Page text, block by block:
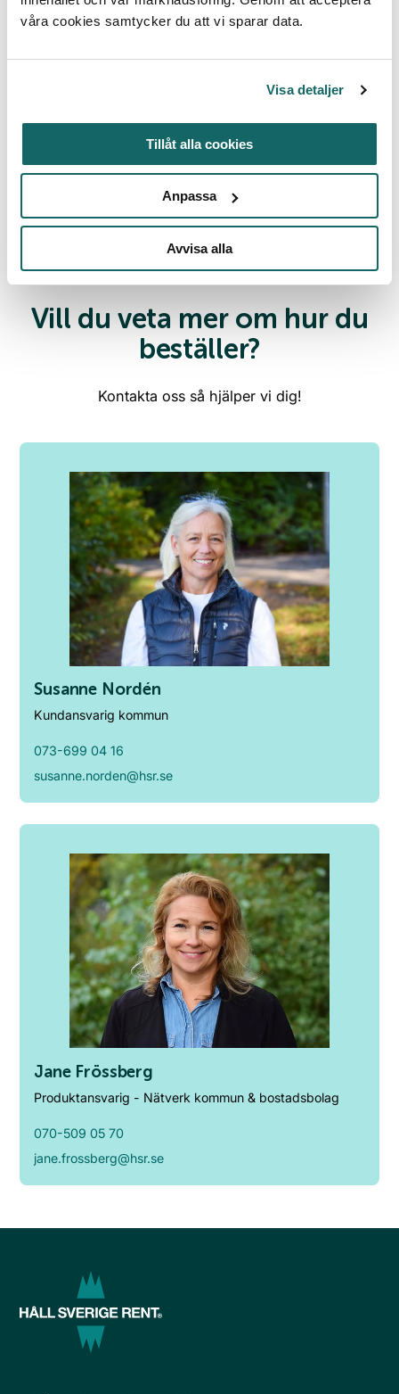
våra cookies samtycker du att vi sparar data.
Visa detaljer
Tillåt alla cookies
Anpassa
Avvisa alla
Bli medlemskommun!
Som medlem i Håll Sverige Rents
viktiga frågor tillsammans med oss och andra
kommuner som kan ge positiv effekt på ert
kommunala nedskräpningsarbete. Missa inget
- häng med oss!
Läs mer här
Vill du veta mer om hur du
beställer?
Kontakta oss så hjälper vi dig!
Susanne Nordén
Kundansvarig kommun
073-699 04 16
susanne.norden@hsr.se
Jane Frössberg
Produktansvarig - Nätverk kommun & bostadsbolag
070-509 05 70
jane.frossberg@hsr.se